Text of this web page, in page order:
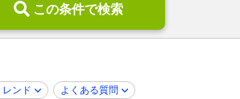
養護老人ホーム(75)
包括支援センター(47)
この条件で検索
ンド よくある質問